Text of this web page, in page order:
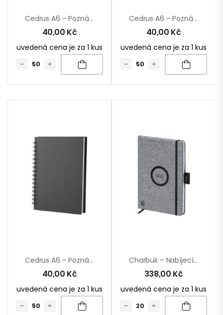
Cedrus A6 – Poznámkový Blok
40,00 Kč
uvedená cena je za 1 kus
Cedrus A6 – Poznámkový Blok
40,00 Kč
uvedená cena je za 1 kus
Cedrus A6 – Poznámkový Blok
40,00 Kč
uvedená cena je za 1 kus
Charbuk – Nabíjecí Notebook
338,00 Kč
uvedená cena je za 1 kus